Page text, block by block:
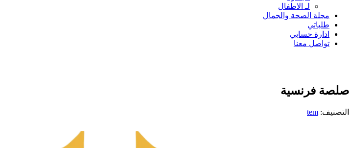
لـ الاطفال
مجلة الصحة والجمال
طلباتي
ادارة حسابي
تواصل معنا
صلصة فرنسية
التصنيف: tem